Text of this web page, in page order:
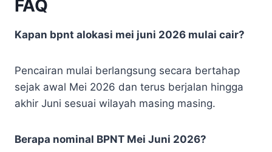
FAQ
Kapan bpnt alokasi mei juni 2026 mulai cair?
Pencairan mulai berlangsung secara bertahap
sejak awal Mei 2026 dan terus berjalan hingga
akhir Juni sesuai wilayah masing masing.
Berapa nominal BPNT Mei Juni 2026?